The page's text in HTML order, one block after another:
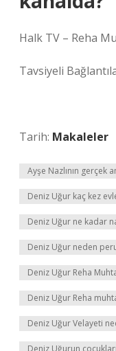
Halk TV – Reha
Tavsiyeli
Tarih: Makaleler
Ayşe Nazlının gerçek
Deniz Uğur kaç kez
Deniz Uğur ne kadar
Deniz Uğur neden
Deniz Uğur Reha
Deniz Uğur Reha
Deniz Uğur Velayeti
Deniz Uğurun